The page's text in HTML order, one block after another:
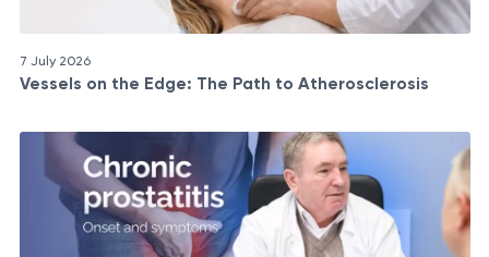
7 July 2026
Vessels on the Edge: The Path to Atherosclerosis